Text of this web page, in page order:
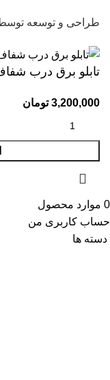
طراحی و توسعه
تابلو برق درب شفاف 180×500×400
3,200,000 تومان
0 موارد محصول
حساب کاربری من
دسته ها